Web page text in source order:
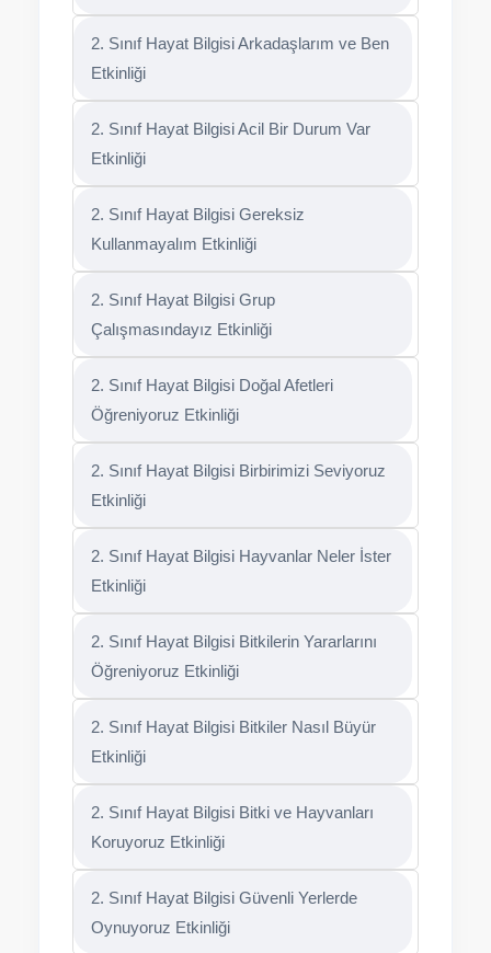
2. Sınıf Hayat Bilgisi Arkadaşlarım ve Ben
Etkinliği
2. Sınıf Hayat Bilgisi Acil Bir Durum Var
Etkinliği
2. Sınıf Hayat Bilgisi Gereksiz
Kullanmayalım Etkinliği
2. Sınıf Hayat Bilgisi Grup
Çalışmasındayız Etkinliği
2. Sınıf Hayat Bilgisi Doğal Afetleri
Öğreniyoruz Etkinliği
2. Sınıf Hayat Bilgisi Birbirimizi Seviyoruz
Etkinliği
2. Sınıf Hayat Bilgisi Hayvanlar Neler İster
Etkinliği
2. Sınıf Hayat Bilgisi Bitkilerin Yararlarını
Öğreniyoruz Etkinliği
2. Sınıf Hayat Bilgisi Bitkiler Nasıl Büyür
Etkinliği
2. Sınıf Hayat Bilgisi Bitki ve Hayvanları
Koruyoruz Etkinliği
2. Sınıf Hayat Bilgisi Güvenli Yerlerde
Oynuyoruz Etkinliği